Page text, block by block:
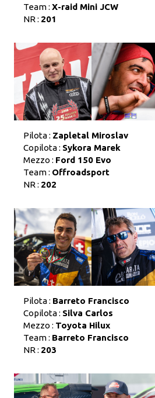
Team : X-raid Mini JCW
NR : 201
Pilota : Zapletal Miroslav
Copilota : Sykora Marek
Mezzo : Ford 150 Evo
Team : Offroadsport
NR : 202
Pilota : Barreto Francisco
Copilota : Silva Carlos
Mezzo : Toyota Hilux
Team : Barreto Francisco
NR : 203